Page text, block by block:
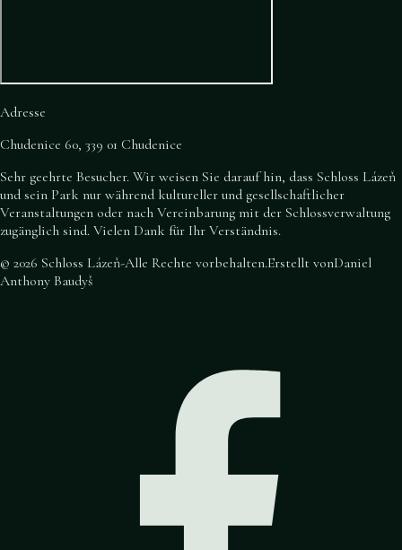
Adresse
Chudenice 60, 339 01 Chudenice
Sehr geehrte Besucher. Wir weisen Sie darauf hin, dass Schloss Lázeň
und sein Park nur während kultureller und gesellschaftlicher
Veranstaltungen oder nach Vereinbarung mit der Schlossverwaltung
zugänglich sind. Vielen Dank für Ihr Verständnis.
© 2026 Schloss Lázeň-Alle Rechte vorbehalten.Erstellt vonDaniel
Anthony Baudyš